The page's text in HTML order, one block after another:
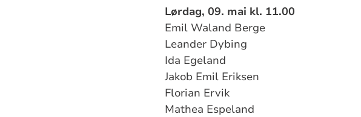
Lørdag, 09. mai kl. 11.00
Emil Waland Berge
Leander Dybing
Ida Egeland
Jakob Emil Eriksen
Florian Ervik
Mathea Espeland